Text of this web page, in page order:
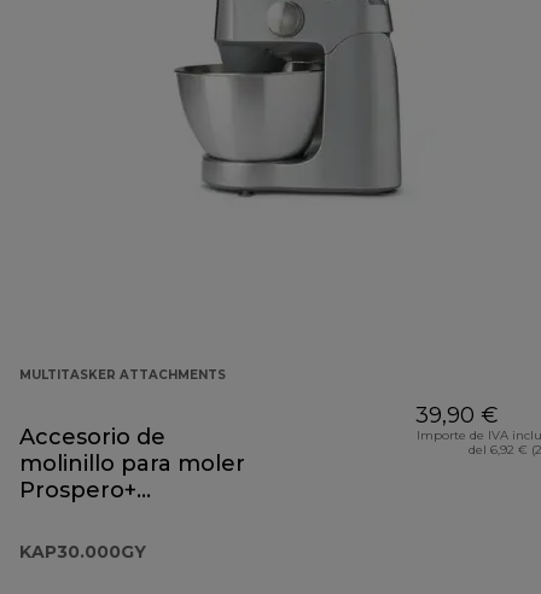
MULTITASKER ATTACHMENTS
Accesorio de
molinillo para moler
Prospero+
KAP30.000GY
39,90 €
Importe de IVA
del 6,92 €